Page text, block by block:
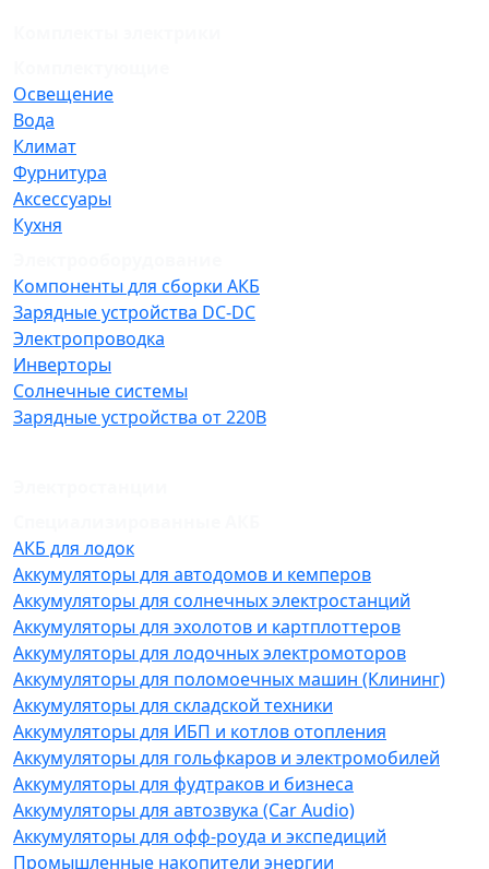
Освещение
Вода
Климат
Фурнитура
Аксессуары
Кухня
Компоненты для сборки АКБ
Зарядные устройства DC-DC
Электропроводка
Инверторы
Солнечные системы
Зарядные устройства от 220В
АКБ для лодок
Аккумуляторы для автодомов и кемперов
Аккумуляторы для солнечных электростанций
Аккумуляторы для эхолотов и картплоттеров
Аккумуляторы для лодочных электромоторов
Аккумуляторы для поломоечных машин (Клининг)
Аккумуляторы для складской техники
Аккумуляторы для ИБП и котлов отопления
Аккумуляторы для гольфкаров и электромобилей
Аккумуляторы для фудтраков и бизнеса
Аккумуляторы для автозвука (Car Audio)
Аккумуляторы для офф-роуда и экспедиций
Промышленные накопители энергии